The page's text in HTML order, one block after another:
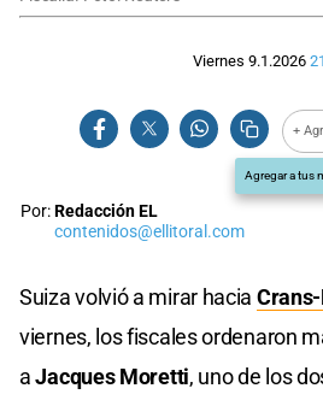
Viernes 9.1.2026
+
Agregar a tus
Por:Redacción EL
contenidos@ellitoral.com
Suiza volvió a mirar hacia
viernes, los fiscales ordenaron
aJacques Moretti, uno de los